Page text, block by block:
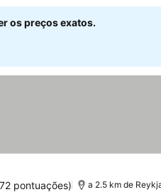
os preços exatos.
pontuações) a 2.5 km de